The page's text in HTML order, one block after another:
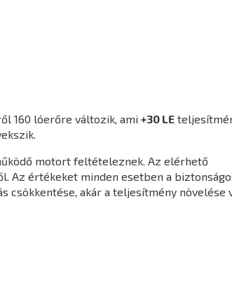
160 lóerőre változik, ami +30 LE
motort feltételeznek. Az elérhető
Az értékeket minden esetben a
csökkentése, akár a teljesítmény növelése